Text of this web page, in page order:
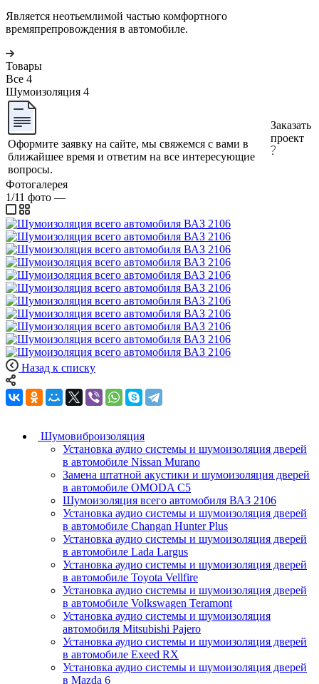
Является неотьемлимой частью комфортного
времяпрепровождения в автомобиле.
Товары
Все 4
Шумоизоляция 4
Оформите заявку на сайте, мы свяжемся с вами в
ближайшее время и ответим на все интересующие
вопросы.
Заказать
проект
Фотогалерея
1/11 фото —
Назад к списку
Шумовиброизоляция
Установка аудио системы и шумоизоляция дверей
в автомобиле Nissan Murano
Замена штатной акустики и шумоизоляция дверей
в автомобиле OMODA C5
Шумоизоляция всего автомобиля ВАЗ 2106
Установка аудио системы и шумоизоляция дверей
в автомобиле Changan Hunter Plus
Установка аудио системы и шумоизоляция дверей
в автомобиле Lada Largus
Установка аудио системы и шумоизоляция дверей
в автомобиле Toyota Vellfire
Установка аудио системы и шумоизоляция дверей
в автомобиле Volkswagen Teramont
Установка аудио системы и шумоизоляция
автомобиля Mitsubishi Pajero
Установка аудио системы и шумоизоляция дверей
в автомобиле Exeed RX
Установка аудио системы и шумоизоляция дверей
в Mazda 6